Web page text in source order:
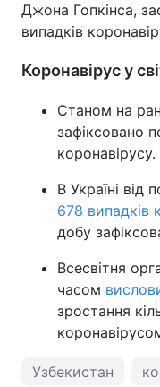
Джона Гопкінса,
випадків
Коронавірус у
Станом на
зафіксовано
коронавірусу.
В Україні від
678 випадків
добу
Всесвітня
часом
зростання
Узбекистан